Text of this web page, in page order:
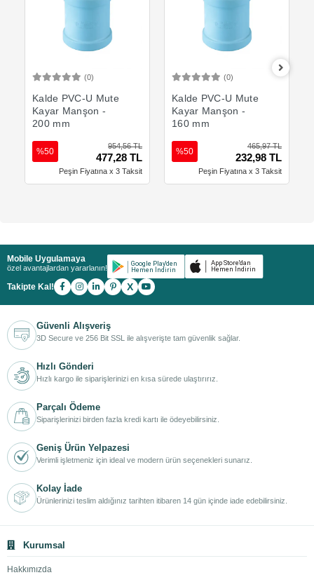
(0)
Kalde PVC-U Mute
Kayar Manşon -
200 mm
954,56 TL
477,28 TL
%50
Peşin Fiyatına x 3 Taksit
(0)
Kalde PVC-U Mute
Kayar Manşon -
160 mm
465,97 TL
232,98 TL
%50
Peşin Fiyatına x 3 Taksit
Mobile Uygulamaya
özel avantajlardan yararlanın!
Takipte Kal! X
Güvenli Alışveriş
3D Secure ve 256 Bit SSL ile alışverişte tam güvenlik sağlar.
Hızlı Gönderi
Hızlı kargo ile siparişlerinizi en kısa sürede ulaştırırız.
Parçalı Ödeme
Siparişlerinizi birden fazla kredi kartı ile ödeyebilirsiniz.
Geniş Ürün Yelpazesi
Verimli işletmeniz için ideal ve modern ürün seçenekleri sunarız.
Kolay İade
Ürünlerinizi teslim aldığınız tarihten itibaren 14 gün içinde iade edebilirsiniz.
Kurumsal
Hakkımızda